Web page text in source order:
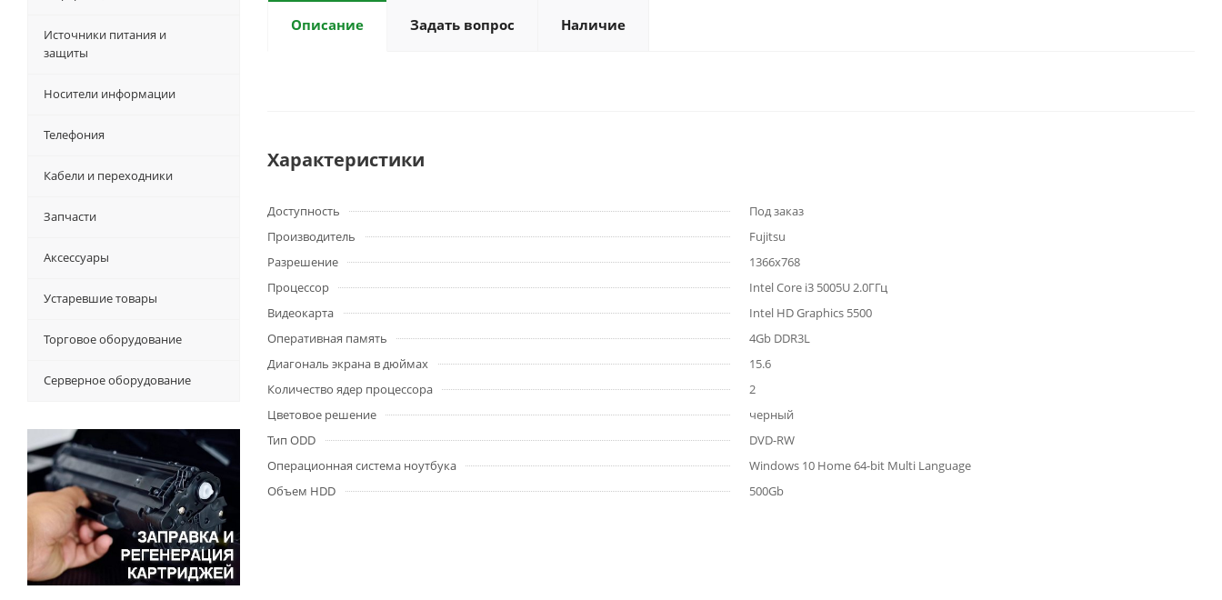
Описание Задать вопрос Наличие
Характеристики
Доступность
Под заказ
Производитель
Fujitsu
Разрешение
1366x768
Процессор
Intel Core i3 5005U 2.0ГГц
Видеокарта
Intel HD Graphics 5500
Оперативная память
4Gb DDR3L
Диагональ экрана в дюймах
15.6
Количество ядер процессора
2
Цветовое решение
черный
Тип ODD
DVD-RW
Операционная система ноутбука
Windows 10 Home 64-bit Multi Language
Объем HDD
500Gb
Источники питания и
защиты
Носители информации
Телефония
Кабели и переходники
Запчасти
Аксессуары
Устаревшие товары
Торговое оборудование
Серверное оборудование